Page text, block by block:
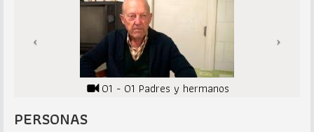
01 - 01 Padres y hermanos
PERSONAS